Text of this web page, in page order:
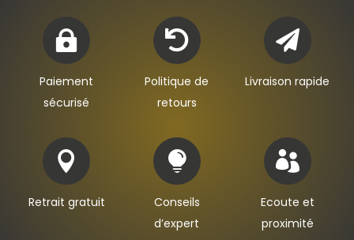

Paiement
sécurisé

Politique de
retours

Livraison rapide

Retrait gratuit

Conseils
d’expert

Ecoute et
proximité